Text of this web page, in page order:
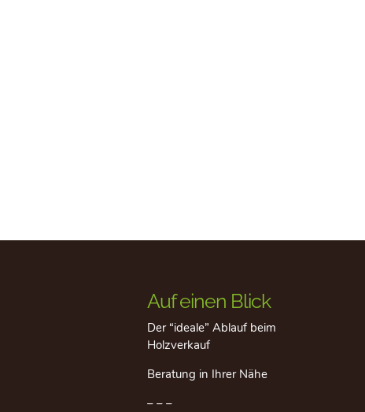
Auf einen Blick
Der “ideale” Ablauf beim
Holzverkauf
Beratung in Ihrer Nähe
– – –